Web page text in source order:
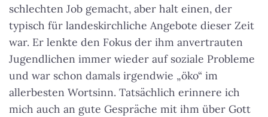
schlechten Job gemacht, aber halt einen, der
typisch für landeskirchliche Angebote dieser Zeit
war. Er lenkte den Fokus der ihm anvertrauten
Jugendlichen immer wieder auf soziale Probleme
und war schon damals irgendwie „öko“ im
allerbesten Wortsinn. Tatsächlich erinnere ich
mich auch an gute Gespräche mit ihm über Gott